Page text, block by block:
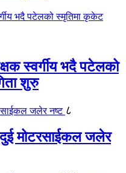
स्वर्गीय भदै पटेलको
शुरु
८
मोटरसाईकल जलेर